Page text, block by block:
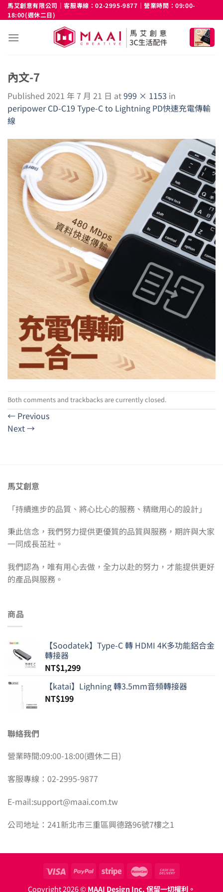
Skip
to
馬艾創意有限公司｜客服專線：02-2995-9877｜營業時間：09:00-
18:00(週休二日)
內文-7
Published 2021 年 7 月 21 日 at999 × 1153 in
peripower CD-C19 Type-C to Lightning PD快速充電傳輸
線
Both comments and trackbacks are currently closed.
← Previous
Next→
馬艾創意
「持續進步的品質、將心比心的服務、精緻用心的設計」
秉此信念，我們努力提供更優質的品質與服務，期許與大家
一同成長茁壯。
我們認為，唯有用心去做，全力以赴的努力，才能提供更好
的產品與服務。
商品
【Soodatek】Type-C 轉 HDMI 4K多功能鋁合金
轉接器
NT$1,299
【katai】Lighning 轉3.5mm音頻轉接器
NT$199
聯絡我們
營業時間:09:00-18:00(週休二日)
客服專線：02-2995-9877
E-mail:support@maai.com.tw
公司地址：241新北市三重區興德路96號7樓之1
Copyright 2026 ©MAAI Design Inc. 保留一切權利。